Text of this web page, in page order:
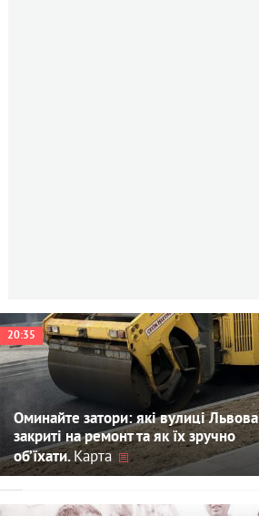
20:35
Оминайте затори: які вулиці Львова
закриті на ремонт та як їх зручно
об’їхати. Карта